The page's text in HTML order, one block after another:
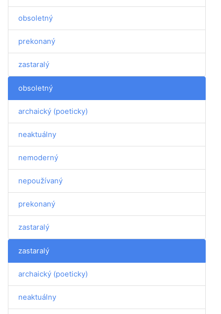
obsoletný
prekonaný
zastaralý
obsoletný
archaický (poeticky)
neaktuálny
nemoderný
nepoužívaný
prekonaný
zastaralý
zastaralý
archaický (poeticky)
neaktuálny